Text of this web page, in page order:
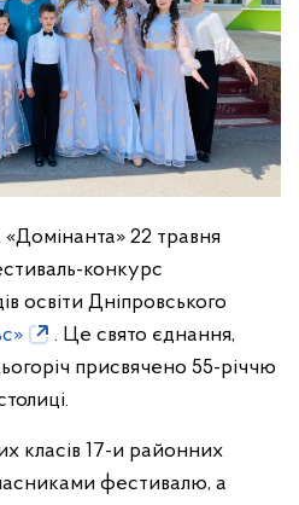
22 травня
конкурс
освіти Дніпровського
. Це свято єднання,
присвячено 55-річчю
класів 17-и районних
фестивалю, а